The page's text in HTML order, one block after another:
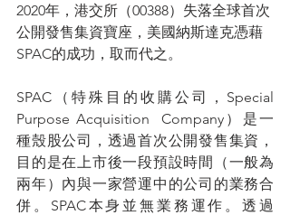
2020年，港交所（00388）失落全球首次
公開發售集資寶座，美國納斯達克憑藉
SPAC的成功，取而代之。
SPAC（特殊目的收購公司，Special
Purpose Acquisition  Company）是一
種殼股公司，透過首次公開發售集資，
目的是在上市後一段預設時間（一般為
兩年）內與一家營運中的公司的業務合
併。SPAC本身並無業務運作。透過